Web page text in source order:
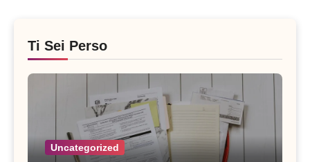
Ti Sei Perso
Uncategorized